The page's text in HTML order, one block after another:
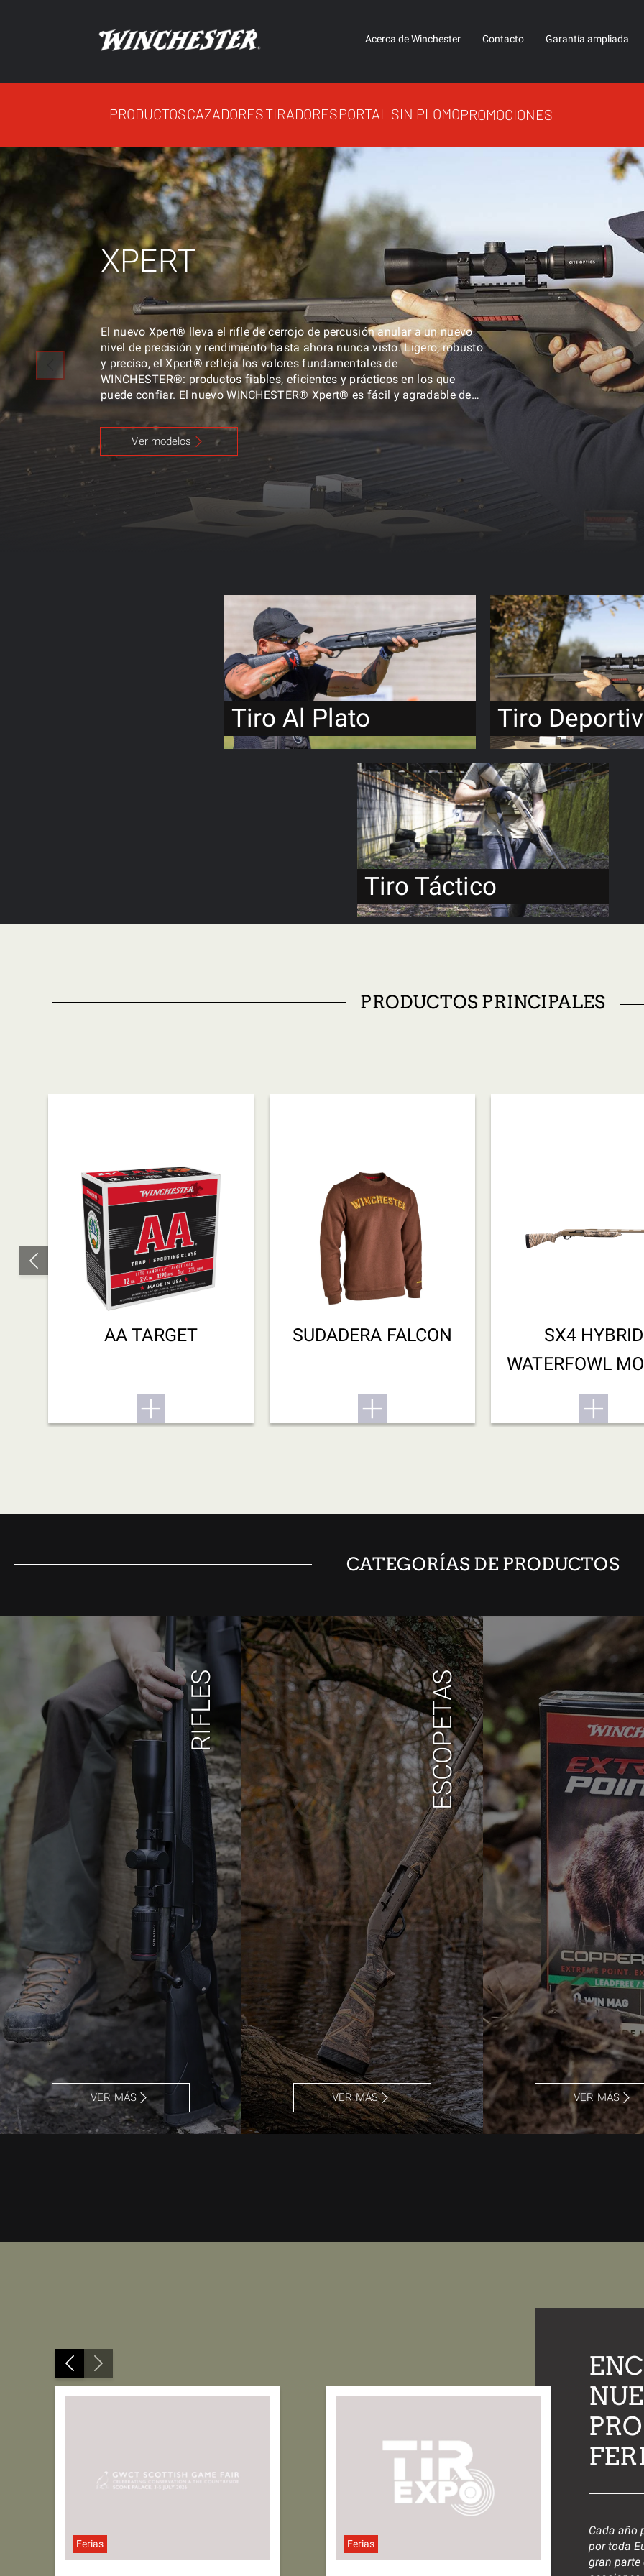
Acerca de Winchester Contacto Garantía ampliada
PRODUCTOSCAZADORESTIRADORESPORTAL SIN PLOMOPROMOCIONES
XPERT
El nuevo Xpert® lleva el rifle de cerrojo de percusión anular a un nuevo
nivel de precisión y rendimiento hasta ahora nunca visto. Ligero, robusto
y preciso, el Xpert® refleja los valores fundamentales de
WINCHESTER®: productos fiables, eficientes y prácticos en los que
puede confiar. El nuevo WINCHESTER® Xpert® es fácil y agradable de
disparar y promete sesiones de tiro inolvidables.
Ver modelos
Tiro Al Plato Tiro
Tiro Táctico
PRODUCTOS PRINCIPALES
AA TARGET SUDADERA FALCON
SX4 HYBRID
WATERFOWL
12M 3.5
CATEGORÍAS DE PRODUCTOS
RIFLES
VER MÁS
ESCOPETAS
VER MÁS VER MÁS
Cada año
por toda
gran parte
Ferias Ferias